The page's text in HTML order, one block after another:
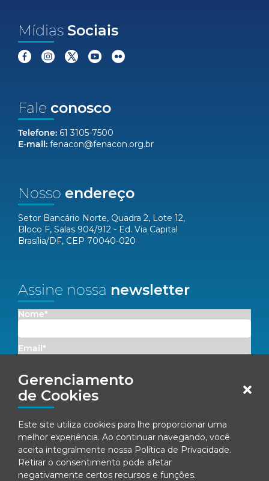
Gerenciamento
de Cookies
Este site utiliza cookies para lhe proporcionar uma
melhor experiência. Ao continuar navegando, você
aceita integralmente nossa Política de Privacidade.
Retirar o consentimento pode afetar
negativamente certos recursos e funções.
Mídias Sociais
Fale conosco
Telefone: 61 3105-7500
E-mail: fenacon@fenacon.org.br
Nosso endereço
Setor Bancário Norte, Quadra 2, Lote 12,
Bloco F, Salas 904/912 - Ed. Via Capital
Brasília/DF, CEP 70040-020
Assine nossa newsletter
Nome*
Email*
Concordo em receber comunicações da Fenacon.
Ao se inscrever, você concorda com nossa Política de Privacidade